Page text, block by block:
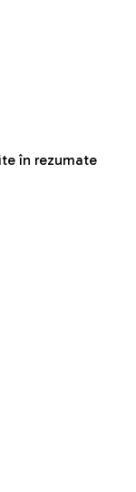
în rezumate